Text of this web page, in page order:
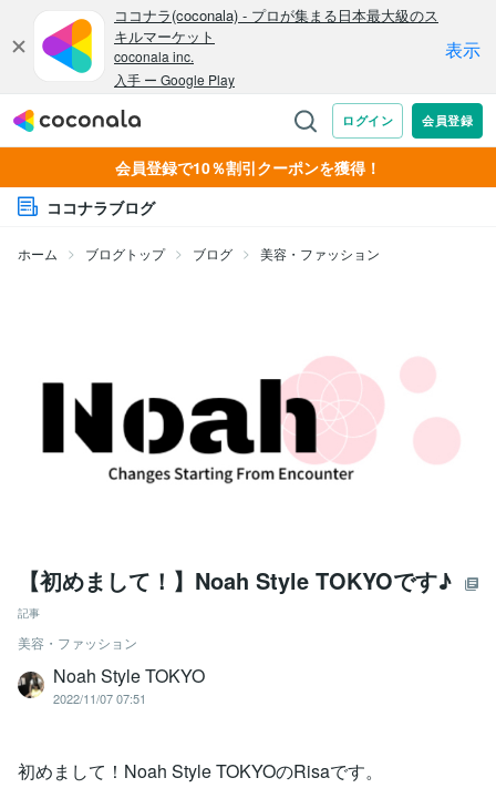
会員登録で10％割引クーポンを獲得！
ココナラブログ
ホーム ブログトップ ブログ 美容・ファッション
【初めまして！】Noah Style TOKYOです♪
記事
美容・ファッション
Noah Style TOKYO
2022/11/07 07:51
初めまして！Noah Style TOKYOのRisaです。